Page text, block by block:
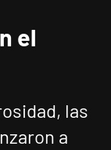
el
las
a